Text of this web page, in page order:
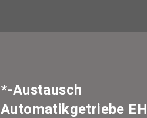
*-Austausch
Automatikgetriebe EH